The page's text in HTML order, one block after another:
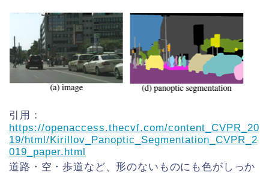
引用：
https://openaccess.thecvf.com/content_CVPR_20
19/html/Kirillov_Panoptic_Segmentation_CVPR_2
019_paper.html
道路・空・歩道など、形のないものにも色がしっか